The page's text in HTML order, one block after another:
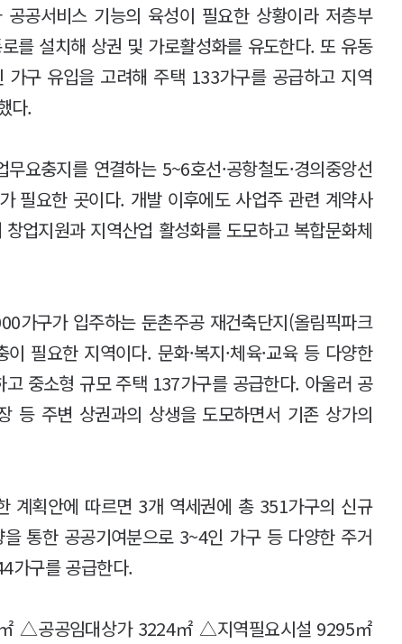
공서비스 기능의 육성이 필요한 상황이라 저층부
를 설치해 상권 및 가로활성화를 유도한다. 또 유동
구 유입을 고려해 주택 133가구를 공급하고 지역
다.
요충지를 연결하는 5~6호선·공항철도·경의중앙선
필요한 곳이다. 개발 이후에도 사업주 관련 계약사
업지원과 지역산업 활성화를 도모하고 복합문화체
가구가 입주하는 둔촌주공 재건축단지(올림픽파크
필요한 지역이다. 문화·복지·체육·교육 등 다양한
중소형 규모 주택 137가구를 공급한다. 아울러 공
등 주변 상권과의 상생을 도모하면서 기존 상가의
계획안에 따르면 3개 역세권에 총 351가구의 신규
통한 공공기여분으로 3~4인 가구 등 다양한 주거
가구를 공급한다.
△공공임대상가 3224㎡ △지역필요시설 9295㎡